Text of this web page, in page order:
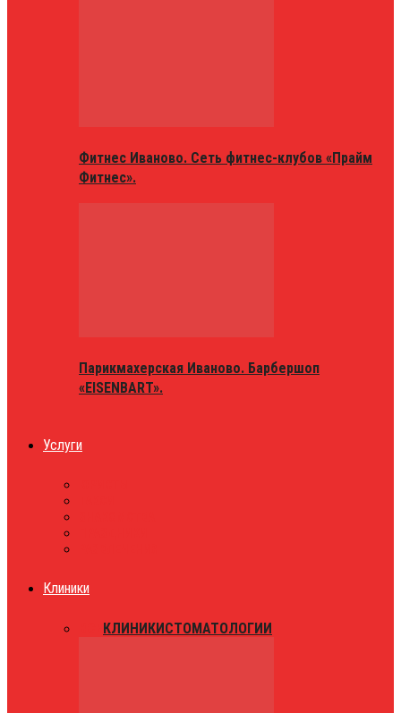
Фитнес Иваново. Сеть фитнес-клубов «Прайм
Фитнес».
Парикмахерская Иваново. Барбершоп
«EISENBART».
Услуги
Клиники
КЛИНИКИСТОМАТОЛОГИИ